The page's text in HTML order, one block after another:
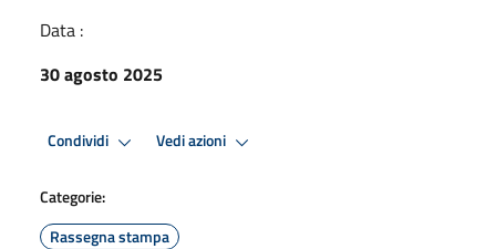
Data :
30 agosto 2025
Condividi Vedi azioni
Categorie:
Rassegna stampa